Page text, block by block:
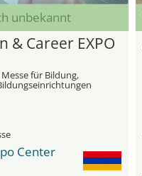
unbekannt
& Career EXPO
für Bildung,
Center